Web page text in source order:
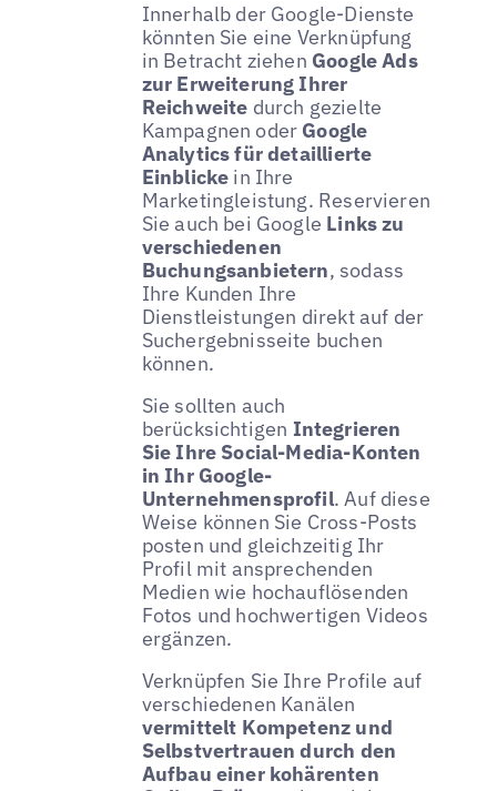
Innerhalb der Google-Dienste
könnten Sie eine Verknüpfung
in Betracht ziehen Google Ads
zur Erweiterung Ihrer
Reichweite durch gezielte
Kampagnen oder Google
Analytics für detaillierte
Einblicke in Ihre
Marketingleistung. Reservieren
Sie auch bei Google Links zu
verschiedenen
Buchungsanbietern, sodass
Ihre Kunden Ihre
Dienstleistungen direkt auf der
Suchergebnisseite buchen
können.
Sie sollten auch
berücksichtigen Integrieren
Sie Ihre Social-Media-Konten
in Ihr Google-
Unternehmensprofil. Auf diese
Weise können Sie Cross-Posts
posten und gleichzeitig Ihr
Profil mit ansprechenden
Medien wie hochauflösenden
Fotos und hochwertigen Videos
ergänzen.
Verknüpfen Sie Ihre Profile auf
verschiedenen Kanälen
vermittelt Kompetenz und
Selbstvertrauen durch den
Aufbau einer kohärenten